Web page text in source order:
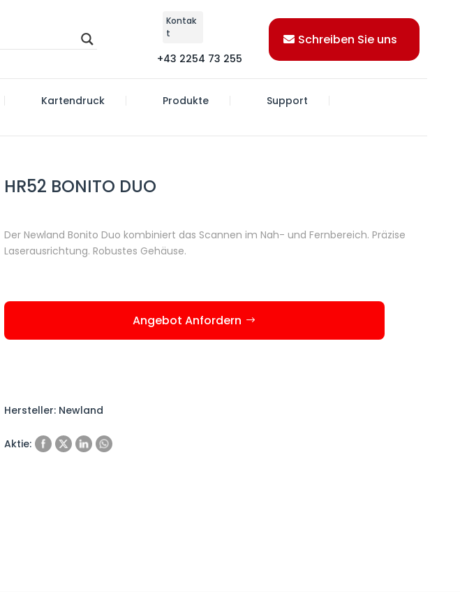
Kontak
t
+43 2254 73 255
Schreiben Sie uns
Kartendruck Produkte
Support
HR52 BONITO DUO
Der Newland Bonito Duo kombiniert das Scannen im Nah- und Fernbereich. Präzise
Laserausrichtung. Robustes Gehäuse.
Angebot Anfordern
Hersteller: Newland